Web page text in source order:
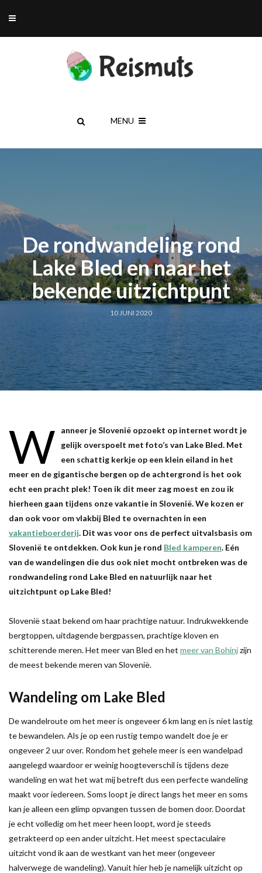
MENU
SLOVENIË
De rondwandeling rond
Lake Bled en naar het
bekende uitzichtpunt
10 JUNI 2020
W
anneer je Slovenië opzoekt op internet wordt je
gelijk overspoelt met foto’s van Lake Bled. Met
een schattig kerkje op een klein eiland in het
meer en de gigantische bergen op de achtergrond is het ook
echt een pracht plek! Toen ik dit meer zag moest en zou ik
hierheen gaan tijdens onze vakantie in Slovenië. We kozen er
dan ook voor om vlakbij Bled te overnachten in een
vakantieboerderij. Dit was voor ons de perfect uitvalsbasis om
Slovenië te ontdekken. Ook kun je rond Bled kamperen. Eén
van de wandelingen die dus ook niet mocht ontbreken was de
rondwandeling rond Lake Bled en natuurlijk naar het
uitzichtpunt op Lake Bled!
Slovenië staat bekend om haar prachtige natuur. Indrukwekkende
bergtoppen, uitdagende bergpassen, prachtige kloven en
schitterende meren. Het meer van Bled en het meer van Bohinjzijn
de meest bekende meren van Slovenië.
Wandeling om Lake Bled
De wandelroute om het meer is ongeveer 6 km lang en is niet lastig
te bewandelen. Als je op een rustig tempo wandelt doe je er
ongeveer 2 uur over. Rondom het gehele meer is een wandelpad
aangelegd waardoor er weinig hoogteverschil is tijdens deze
wandeling en wat het wat mij betreft dus een perfecte wandeling
maakt voor iedereen. Soms loopt je direct langs het meer en soms
kan je alleen een glimp opvangen tussen de bomen door. Doordat
je echt volledig om het meer heen loopt, word je steeds
getrakteerd op een ander uitzicht. Het meest spectaculaire
uitzicht vond ik aan de westkant van het meer (ongeveer
halverwege de wandeling). Vanuit hier heb je namelijk uitzicht op